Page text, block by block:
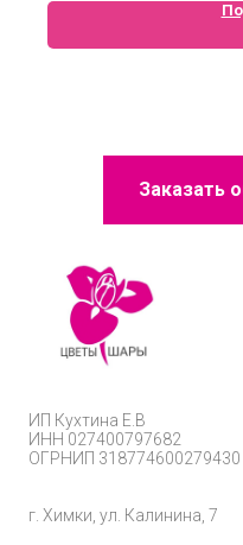
Заказать
ИП Кухтина Е.В
ИНН 027400797682
ОГРНИП 318774600279430
г. Химки, ул. Калинина, 7